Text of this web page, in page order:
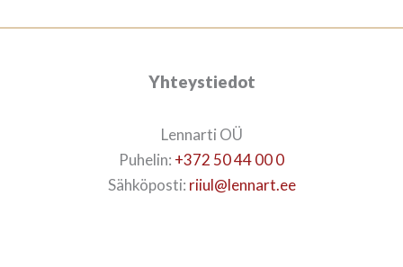
Yhteystiedot
Lennarti OÜ
Puhelin: +372 50 44 00 0
Sähköposti: riiul@lennart.ee